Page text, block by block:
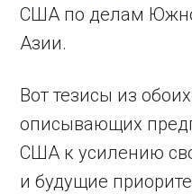
США по делам
Азии.
Вот тезисы из
описывающих
США к усилению
и будущие